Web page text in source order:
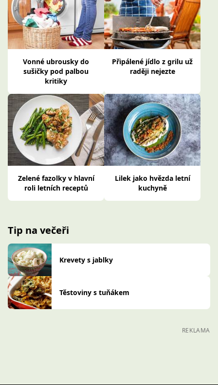
Vonné ubrousky do
sušičky pod palbou
kritiky
Připálené jídlo z grilu už
raději nejezte
Zelené fazolky v hlavní
roli letních receptů
Lilek jako hvězda letní
kuchyně
Tip na večeři
Krevety s jablky
Těstoviny s tuňákem
REKLAMA